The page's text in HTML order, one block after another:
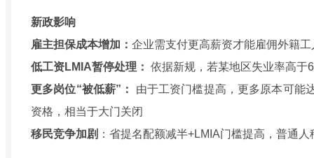
新政影响
雇主担保成本增加： 企业需支付更高薪资才能雇佣外籍工
低工资LMIA暂停处理： 依据新规，若某地区失业率高于
更多岗位“被低薪”：
由于工资门槛提高，更多原本可能
资格，相当于大门关闭
移民竞争加剧 ：省提名配额减半+LMIA门槛提高，普通